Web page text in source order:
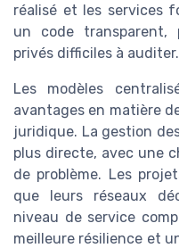
réalisé et les services
un code
privés difficiles à auditer.
Les modèles
avantages en matière
juridique. La gestion
plus directe, avec une
de problème. Les
que leurs réseaux
niveau de service
meilleure résilience et